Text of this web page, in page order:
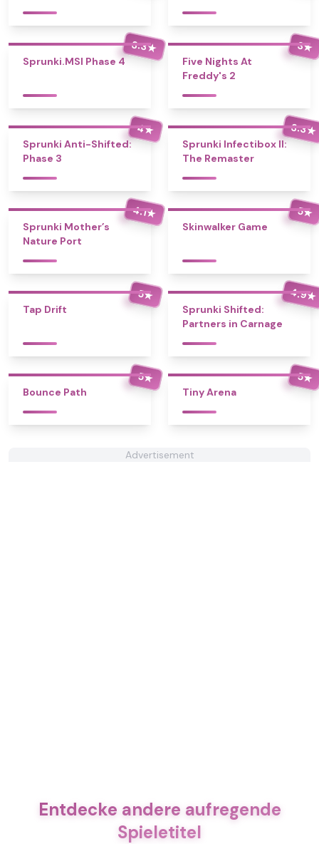
3.3★
Sprunki.MSI Phase 4
3★
Five Nights At
Freddy's 2
4★
Sprunki Anti-Shifted:
Phase 3
3.3★
Sprunki Infectibox II:
The Remaster
4.1★
Sprunki Mother’s
Nature Port
5★
Skinwalker Game
5★
Tap Drift
4.9★
Sprunki Shifted:
Partners in Carnage
5★
Bounce Path
5★
Tiny Arena
Advertisement
Entdecke andere aufregende
Spieletitel